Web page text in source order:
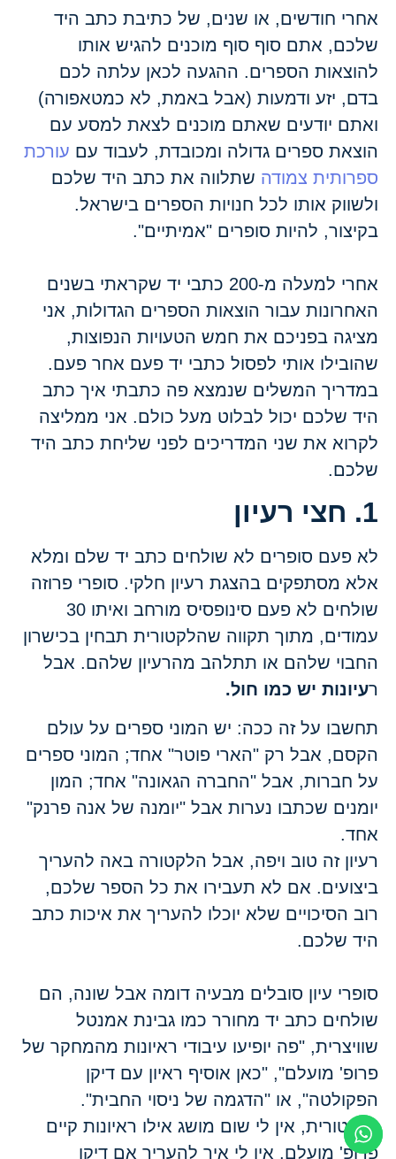
אחרי חודשים, או שנים, של כתיבת כתב היד
שלכם, אתם סוף סוף מוכנים להגיש אותו
להוצאות הספרים. ההגעה לכאן עלתה לכם
בדם, יזע ודמעות (אבל באמת, לא כמטאפורה)
ואתם יודעים שאתם מוכנים לצאת למסע עם
הוצאת ספרים גדולה ומכובדת, לעבוד עם עורכת
ספרותית צמודה שתלווה את כתב היד שלכם
ולשווק אותו לכל חנויות הספרים בישראל.
בקיצור, להיות סופרים "אמיתיים".
אחרי למעלה מ-200 כתבי יד שקראתי בשנים
האחרונות עבור הוצאות הספרים הגדולות, אני
מציגה בפניכם את חמש הטעויות הנפוצות,
שהובילו אותי לפסול כתבי יד פעם אחר פעם.
במדריך המשלים שנמצא פה כתבתי איך כתב
היד שלכם יכול לבלוט מעל כולם. אני ממליצה
לקרוא את שני המדריכים לפני שליחת כתב היד
שלכם.
1. חצי רעיון
לא פעם סופרים לא שולחים כתב יד שלם ומלא
אלא מסתפקים בהצגת רעיון חלקי. סופרי פרוזה
שולחים לא פעם סינופסיס מורחב ואיתו 30
עמודים, מתוך תקווה שהלקטורית תבחין בכישרון
החבוי שלהם או תתלהב מהרעיון שלהם. אבל
רעיונות יש כמו חול.
תחשבו על זה ככה: יש המוני ספרים על עולם
הקסם, אבל רק "הארי פוטר" אחד; המוני ספרים
על חברות, אבל "החברה הגאונה" אחד; המון
יומנים שכתבו נערות אבל "יומנה של אנה פרנק"
אחד.
רעיון זה טוב ויפה, אבל הלקטורה באה להעריך
ביצועים. אם לא תעבירו את כל הספר שלכם,
רוב הסיכויים שלא יוכלו להעריך את איכות כתב
היד שלכם.
סופרי עיון סובלים מבעיה דומה אבל שונה, הם
שולחים כתב יד מחורר כמו גבינת אמנטל
שוויצרית, "פה יופיעו עיבודי ראיונות מהמחקר של
פרופ' מועלם", "כאן אוסיף ראיון עם דיקן
הפקולטה", או "הדגמה של ניסוי החבית".
כלקטורית, אין לי שום מושג אילו ראיונות קיים
פרופ' מועלם, אין לי איך להעריך אם דיקן